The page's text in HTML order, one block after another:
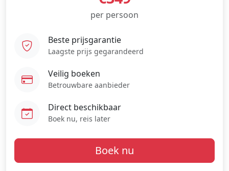
per persoon
Beste prijsgarantie
Laagste prijs gegarandeerd
Veilig boeken
Betrouwbare aanbieder
Direct beschikbaar
Boek nu, reis later
Boek nu